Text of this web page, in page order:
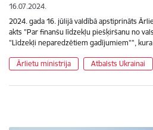
16.07.2024.
2024. gada 16. jūlijā valdībā apstiprināts
akts "Par finanšu līdzekļu piešķiršanu no
"Līdzekļi neparedzētiem gadījumiem"",
Ārlietu ministrija Atbalsts Ukrainai